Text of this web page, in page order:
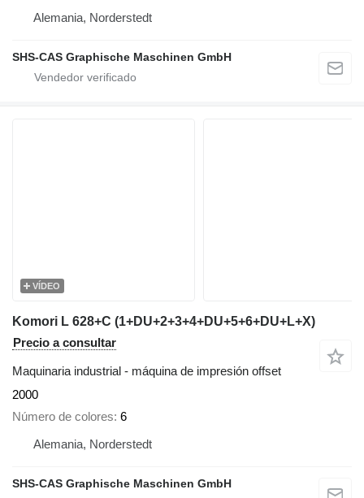
Alemania, Norderstedt
SHS-CAS Graphische Maschinen GmbH
VÍDEO
Komori L 628+C (1+DU+2+3+4+DU+5+6+DU+L+X)
Precio a consultar
Maquinaria industrial - máquina de impresión offset
2000
Número de colores 6
Alemania, Norderstedt
SHS-CAS Graphische Maschinen GmbH